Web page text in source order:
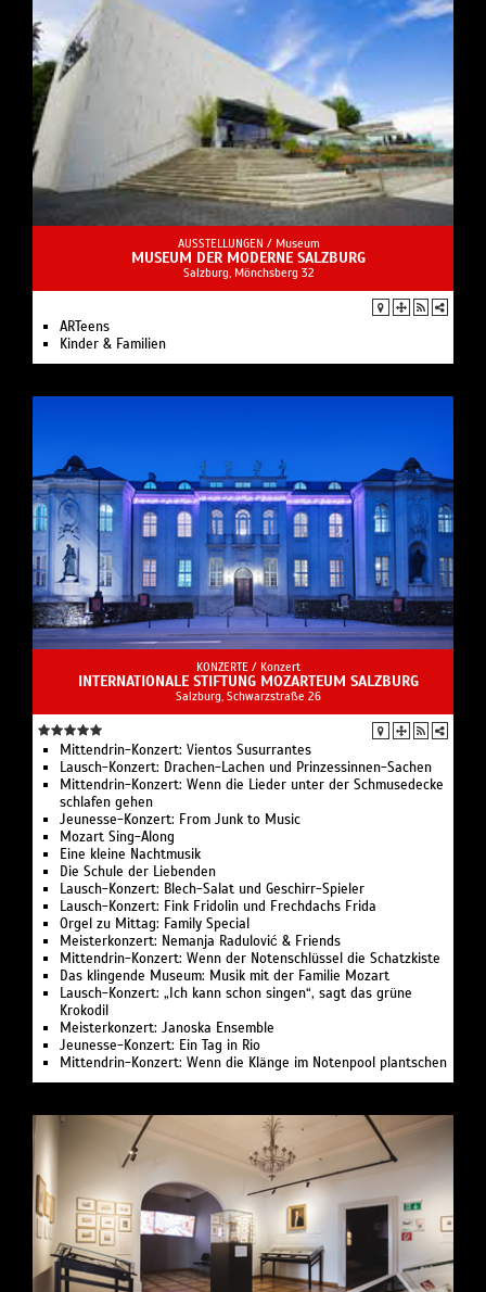
AUSSTELLUNGEN / Museum
MUSEUM DER MODERNE SALZBURG
Salzburg, Mönchsberg 32
ARTeens
Kinder & Familien
KONZERTE / Konzert
INTERNATIONALE STIFTUNG MOZARTEUM SALZBURG
Salzburg, Schwarzstraße 26
Mittendrin-Konzert: Vientos Susurrantes
Lausch-Konzert: Drachen-Lachen und Prinzessinnen-Sachen
Mittendrin-Konzert: Wenn die Lieder unter der Schmusedecke
schlafen gehen
Jeunesse-Konzert: From Junk to Music
Mozart Sing-Along
Eine kleine Nachtmusik
Die Schule der Liebenden
Lausch-Konzert: Blech-Salat und Geschirr-Spieler
Lausch-Konzert: Fink Fridolin und Frechdachs Frida
Orgel zu Mittag: Family Special
Meisterkonzert: Nemanja Radulović & Friends
Mittendrin-Konzert: Wenn der Notenschlüssel die Schatzkiste
Das klingende Museum: Musik mit der Familie Mozart
Lausch-Konzert: „Ich kann schon singen“, sagt das grüne
Krokodil
Meisterkonzert: Janoska Ensemble
Jeunesse-Konzert: Ein Tag in Rio
Mittendrin-Konzert: Wenn die Klänge im Notenpool plantschen